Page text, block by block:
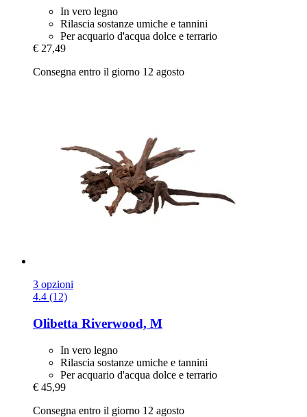
In vero legno
Rilascia sostanze umiche e tannini
Per acquario d'acqua dolce e terrario
€ 27,49
Consegna entro il giorno 12 agosto
3 opzioni
4.4 (12)
Olibetta Riverwood, M
In vero legno
Rilascia sostanze umiche e tannini
Per acquario d'acqua dolce e terrario
€ 45,99
Consegna entro il giorno 12 agosto